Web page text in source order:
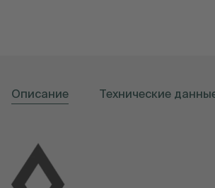
Описание Технические